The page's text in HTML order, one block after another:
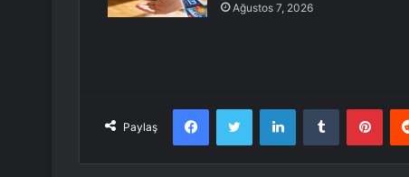
Ağustos 7, 2026
Paylaş
FacebookTwitter LinkedInTumblr